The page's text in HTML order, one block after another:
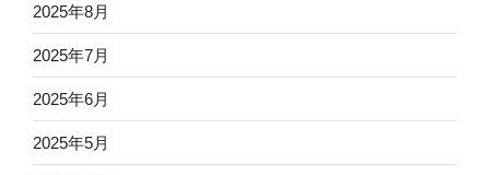
2025年8月
2025年7月
2025年6月
2025年5月